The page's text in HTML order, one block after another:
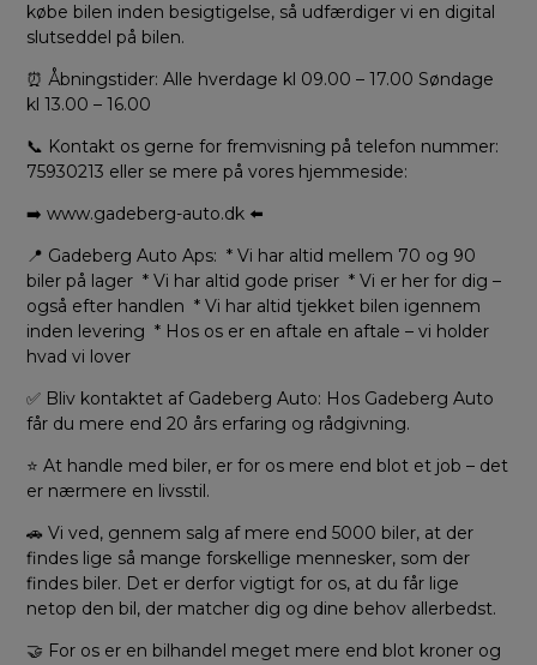
købe bilen inden besigtigelse, så udfærdiger vi en digital
slutseddel på bilen.
⏰ Åbningstider: Alle hverdage kl 09.00 – 17.00 Søndage
kl 13.00 – 16.00
📞 Kontakt os gerne for fremvisning på telefon nummer:
75930213 eller se mere på vores hjemmeside:
➡️ www.gadeberg-auto.dk ⬅️
📍 Gadeberg Auto Aps: * Vi har altid mellem 70 og 90
biler på lager * Vi har altid gode priser * Vi er her for dig –
også efter handlen * Vi har altid tjekket bilen igennem
inden levering * Hos os er en aftale en aftale – vi holder
hvad vi lover
✅ Bliv kontaktet af Gadeberg Auto: Hos Gadeberg Auto
får du mere end 20 års erfaring og rådgivning.
⭐ At handle med biler, er for os mere end blot et job – det
er nærmere en livsstil.
🚗 Vi ved, gennem salg af mere end 5000 biler, at der
findes lige så mange forskellige mennesker, som der
findes biler. Det er derfor vigtigt for os, at du får lige
netop den bil, der matcher dig og dine behov allerbedst.
🤝 For os er en bilhandel meget mere end blot kroner og